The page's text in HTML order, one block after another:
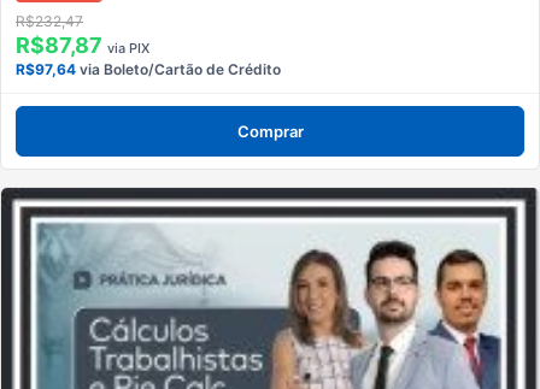
R$232,47
R$87,87 via PIX
R$97,64 via Boleto/Cartão de Crédito
Comprar